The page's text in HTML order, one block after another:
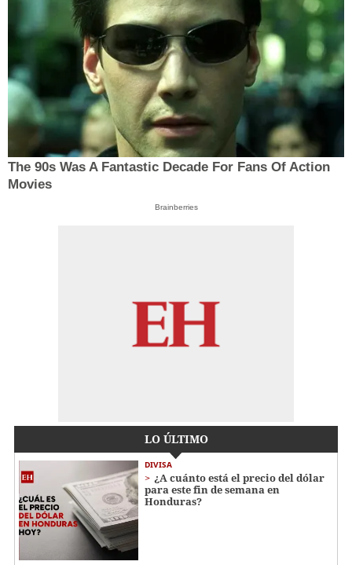
The 90s Was A Fantastic Decade For Fans Of Action
Movies
Brainberries
LO ÚLTIMO
DIVISA
¿A cuánto está el precio del dólar
para este fin de semana en
Honduras?